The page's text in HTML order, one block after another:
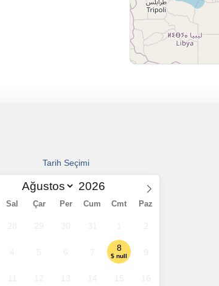
Tarih Seçimi
Sal Çar Per Cum Cmt Paz
8
$ null